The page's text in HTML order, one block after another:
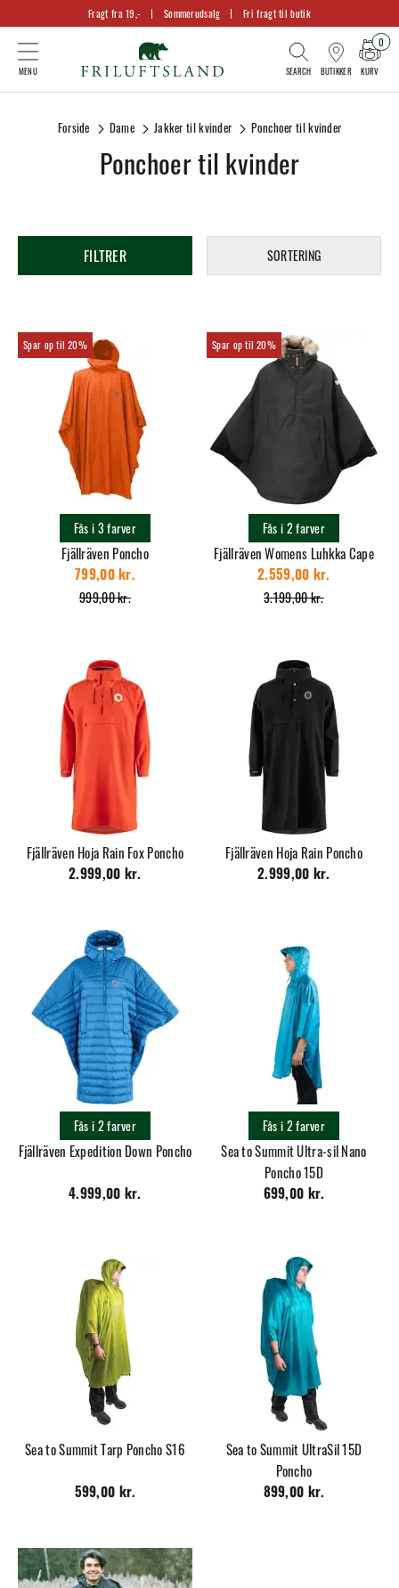
Fragt fra 19,- Sommerudsalg Fri fragt til butik
BUTIKKER KURV
0
Ponchoer til kvinder
Forside Dame Jakker til kvinder Ponchoer til kvinder
FILTRER SORTERING
20%
Fjällräven Poncho
999,00 kr.
799,00 kr.
Fås i 3 farver
20%
Fjällräven Womens Luhkka Cape
3.199,00 kr.
2.559,00 kr.
Fås i 2 farver
Fjällräven Hoja Rain Fox Poncho
2.999,00 kr.
Fjällräven Hoja Rain Poncho
2.999,00 kr.
Fjällräven Expedition Down Poncho
4.999,00 kr.
Fås i 2 farver
Sea to Summit Ultra-sil Nano
Poncho 15D
699,00 kr.
Fås i 2 farver
Sea to Summit Tarp Poncho S16
599,00 kr.
Sea to Summit UltraSil 15D
Poncho
899,00 kr.